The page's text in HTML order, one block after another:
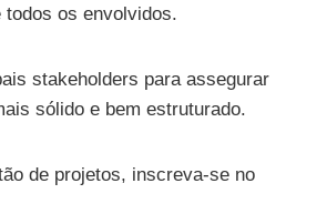
os envolvidos.
stakeholders para assegurar
sólido e bem estruturado.
de projetos, inscreva-se no